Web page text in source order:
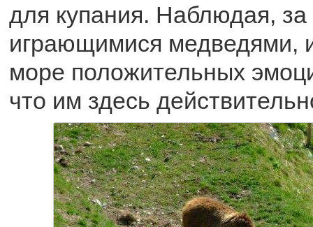
для купания. Наблюдая,
играющимися медведями,
море положительных
что им здесь